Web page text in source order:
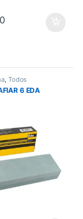
, Todos
6 EDA